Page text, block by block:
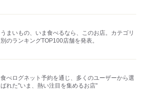
うまいもの、いま食べるなら、このお店。カテゴリ
別のランキングTOP100店舗を発表。
食べログネット予約を通じ、多くのユーザーから選
ばれた"いま、熱い注目を集めるお店"